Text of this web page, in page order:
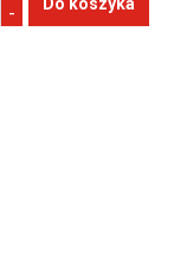
-